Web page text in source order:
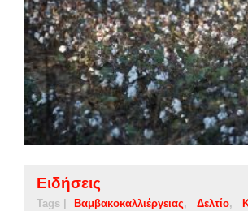
Ειδήσεις
Tags | Βαμβακοκαλλιέργειας Δελτίο